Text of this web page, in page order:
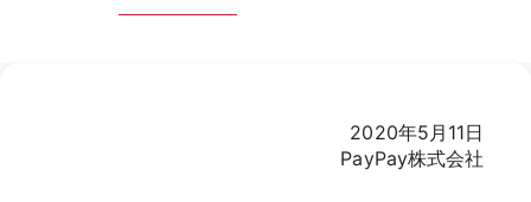
2020年5月11日
PayPay株式会社